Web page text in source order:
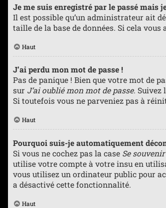
Je me suis enregistré par le passé mais
Il est possible qu’un administrateur ait
taille de la base de données. Si cela
Haut
J’ai perdu mon mot de passe !
Pas de panique ! Bien que votre mot de
sur J’ai oublié mon mot de passe. Suivez
Si toutefois vous ne parveniez pas à
Haut
Pourquoi suis-je automatiquement
Si vous ne cochez pas la case Se
utilise votre compte à votre insu en
vous utilisez un ordinateur public pour
a désactivé cette fonctionnalité.
Haut